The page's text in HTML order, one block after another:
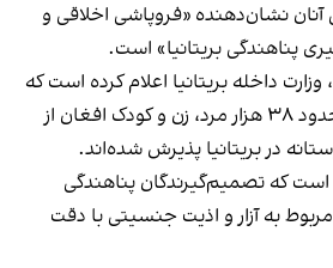
نشان‌دهنده «فروپاشی اخلاقی و
پناهندگی بریتانیا» است.
داخله بریتانیا اعلام کرده است که
از زمان تسلط طالبان، حدود ۳۸ هزار مرد، زن و کودک افغان از
در بریتانیا پذیرش شده‌اند.
است که تصمیم‌گیرندگان پناهندگی
به آزار و اذیت جنسیتی با دقت